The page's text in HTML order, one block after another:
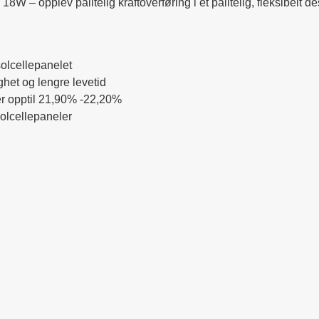
– opplev pålitelig kraftoverføring i et pålitelig, fleksibelt
og lengre levetid
opptil 21,90% -22,20%